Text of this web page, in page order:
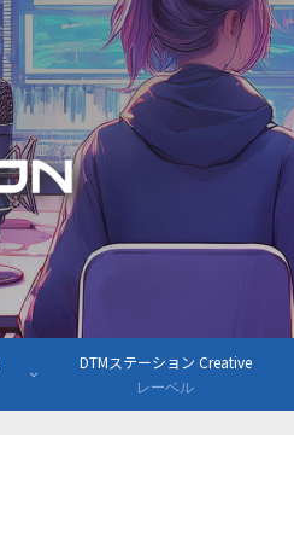
DTMステーション Creative
レーベル